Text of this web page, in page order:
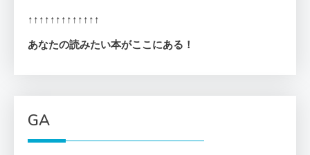
ジ
り
↑↑↑↑↑↑↑↑↑↑↑↑↑
あなたの読みたい本がここにある！
GA